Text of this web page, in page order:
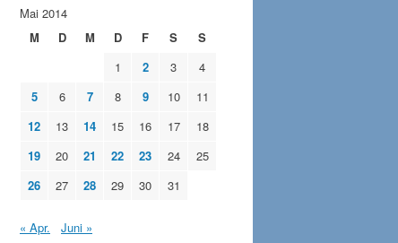
Mai 2014
M
D M D F S
S
1
2 3
4
5
6 7 8 9 10
11
12
13 14 15 16 17
18
19
20 21 22 23 24
25
26
27 28 29 30 31
« Apr. Juni »